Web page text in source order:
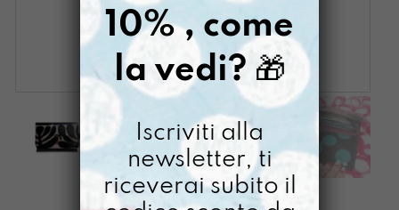
SOLDINO IRUSU
10% , come
la vedi? 🎁
Iscriviti alla
newsletter, ti
riceverai subito il